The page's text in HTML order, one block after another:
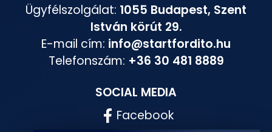
Ügyfélszolgálat: 1055 Budapest, Szent
István körút 29.
E-mail cím: info@startfordito.hu
Telefonszám: +36 30 481 8889
SOCIAL MEDIA
Facebook